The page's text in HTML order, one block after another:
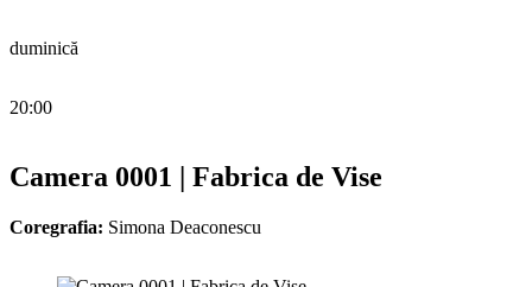
duminică
20:00
Camera 0001 | Fabrica de Vise
Coregrafia: Simona Deaconescu